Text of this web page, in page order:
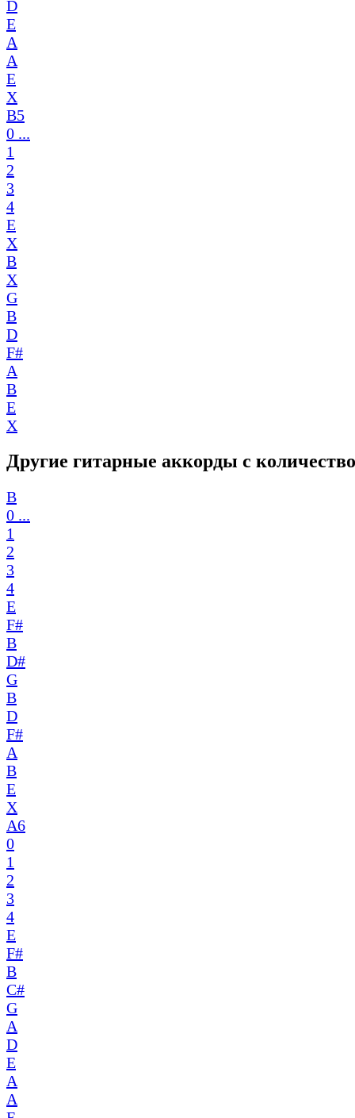
D
E
A
A
E
X
B5
0 ...
1
2
3
4
E
X
B
X
G
B
D
F#
A
B
E
X
Другие гитарные аккорды с
B
0 ...
1
2
3
4
E
F#
B
D#
G
B
D
F#
A
B
E
X
A6
0
1
2
3
4
E
F#
B
C#
G
A
D
E
A
A